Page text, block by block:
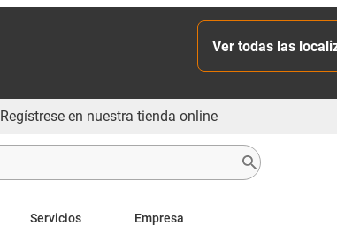
Ver todas las
Regístrese en nuestra tienda online
Servicios Empresa